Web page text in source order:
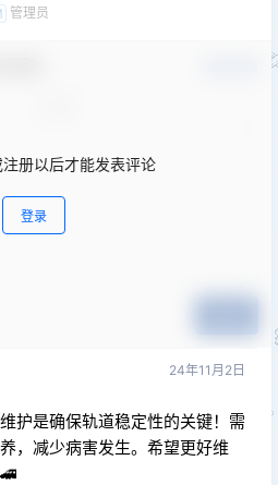
管理员
册以后才能发表评论
登录
24年11月2日
护是确保轨道稳定性的关键！需
，减少病害发生。希望更好维